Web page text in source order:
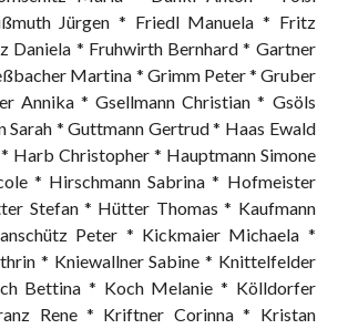
Jürgen * Friedl Manuela * Fritz
Daniela * Fruhwirth Bernhard * Gartner
Martina * Grimm Peter * Gruber
Annika * Gsellmann Christian * Gsöls
Sarah * Guttmann Gertrud * Haas Ewald
Harb Christopher * Hauptmann Simone
* Hirschmann Sabrina * Hofmeister
Stefan * Hütter Thomas * Kaufmann
Peter * Kickmaier Michaela *
* Kniewallner Sabine * Knittelfelder
Bettina * Koch Melanie * Kölldorfer
Rene * Kriftner Corinna * Kristan